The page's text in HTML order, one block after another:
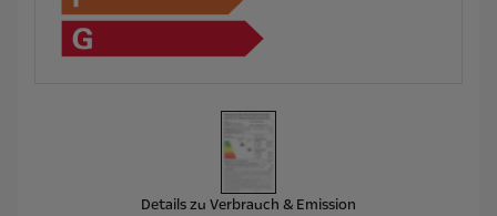
Details zu Verbrauch & Emission